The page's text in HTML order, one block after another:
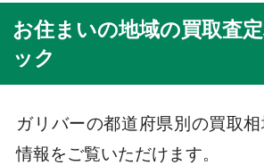
お住まいの地域の買取査
ック
ガリバーの都道府県別の買取
情報をご覧いただけます。